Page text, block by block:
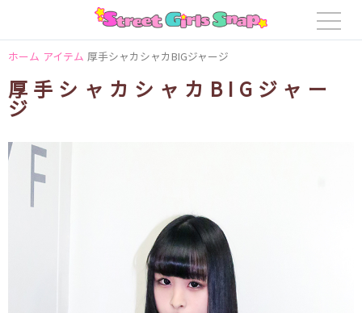
ホーム アイテム 厚手シャカシャカBIGジャージ
厚手シャカシャカBIGジャー
ジ